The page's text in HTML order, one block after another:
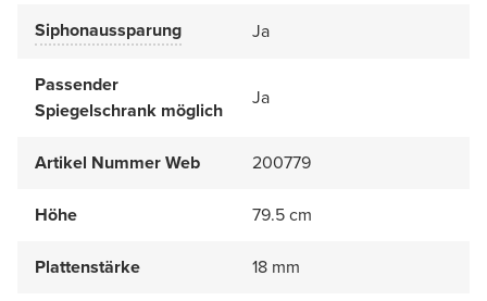
Siphonaussparung Ja
Passender
Spiegelschrank möglich
Ja
Artikel Nummer Web 200779
Höhe 79.5 cm
Plattenstärke 18 mm